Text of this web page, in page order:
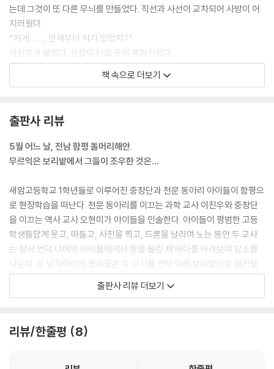
는데 그것이 또 다른 무늬를 만들었다. 직선과 사선이 교차되어 사방이 어
지러웠다.
“저게……, 언제부터 저기 있었지?”
이진우가 물었다. 심장이 터질 듯이 쿵쾅거렸다.
“보셨잖아요. 처음 여기에 왔을 때, 1시간쯤 됐나? 그때는 저런 게 없었어
요. 선생님이 보리밭 노래를 부르다가 쪽팔린다고 그만뒀을 때만 해도 저
땅에서 빛이 솟았다. 크롭 서클에 그려진 커다란 동그라미가 하늘을 향해
빛을 내뿜었다. 아이들은 불빛 기둥 안에 갇힌 꼴이 되었다. 두 손으로 눈을
가렸다. 하얀 빛이 손바닥을 파고들었다. 공포에 질린 아이들이 입을 쫙 벌
하늘에서 내려오던 불빛이 둥글게 부풀었다. 그것이 아이들에게 다가왔다.
크롭 서클에서 솟아오르던 불빛의 기둥은 이제 하늘 위의 둥근 물체와 만
나면서 빛의 폭포를 이루었다.
“무슨 소리가 들려.”
박에스더가 말했다. 에스더는 눈을 가리지 않고 하늘을 올려다보았다. ---
「조우 5」중에서
“너희들은 어제 그 벌판에서 술을 먹었던 거야. 안 먹던 사람이 술을 먹으
면 온 세상이 뒤집어져 보이고 그래. 나도 겪어봐서 알아. 감각이 확대되고,
일 거야. 소리는…… 자동차 엔진 소리였겠지.”
책 속으로 더보기
출판사 리뷰
5월 어느 날, 전남 함평 돌머리해안.
무르익은 보리밭에서 그들이 조우한 것은…
새암고등학교 1학년들로 이루어진 중창단과 천문 동아리 아이들이 함평으
로 현장학습을 떠난다. 천문 동아리를 이끄는 과학 교사 이진우와 중창단
을 이끄는 역사 교사 오현미가 아이들을 인솔한다. 아이들이 평범한 고등
학생들답게 웃고, 떠들고, 사진을 찍고, 드론을 날리며 노는 동안 두 교사
는 잠시 언덕 너머의 아이들에게서 등을 돌린 채 바다를 바라보며 담소를
나눈다. 두 남자아이의 몸싸움은 두 교사를 언덕 아래 보리밭으로 불러들
이고, 엉겨 붙은 아이들의 싸움을 말리고 난 다음, 스무 명이 넘는 고등학생
들과 두 교사가 다시 언덕을 올랐을 때 그들 눈앞의 보리밭에는 조금 전까
보리가 누워 있었다. 도저히 사람이 만들었다고는 믿기지 않는 모양으로.
있었다. 쓰러진 보리 사이를 헤매던 중 스마트폰이 망가지고, 경찰들이 오
출판사 리뷰 더보기
리뷰/한줄평 8